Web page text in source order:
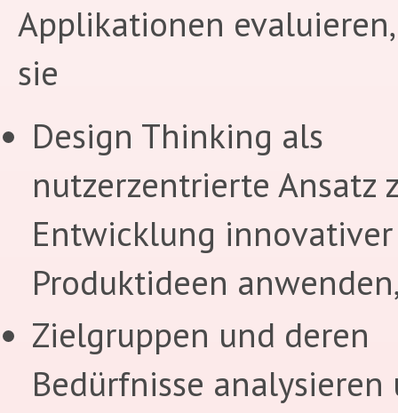
Applikationen
sie
Design Thinking als
nutzerzentrierte Ansatz
Entwicklung innovativer
Produktideen
Zielgruppen und deren
Bedürfnisse analysieren